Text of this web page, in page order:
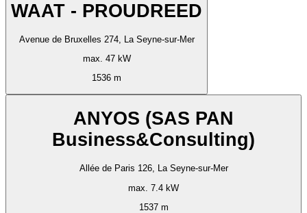
WAAT - PROUDREED
Avenue de Bruxelles 274, La Seyne-sur-Mer
max. 47 kW
1536 m
ANYOS (SAS PAN
Business&Consulting)
Allée de Paris 126, La Seyne-sur-Mer
max. 7.4 kW
1537 m